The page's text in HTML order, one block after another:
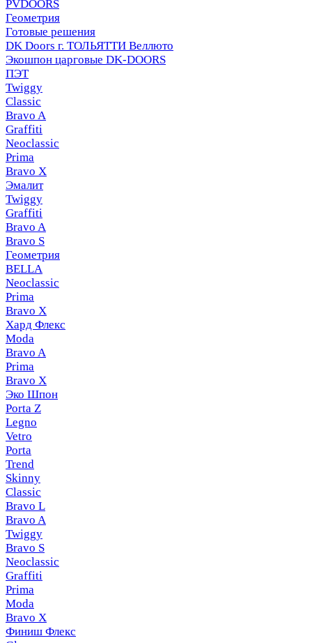
PVDOORS
Геометрия
Готовые решения
DK Doors г. ТОЛЬЯТТИ Веллюто
Экошпон царговые DK-DOORS
ПЭТ
Twiggy
Classic
Bravo A
Graffiti
Neoclassic
Prima
Bravo X
Эмалит
Twiggy
Graffiti
Bravo A
Bravo S
Геометрия
BELLA
Neoclassic
Prima
Bravo X
Хард Флекс
Moda
Bravo A
Prima
Bravo X
Эко Шпон
Porta Z
Legno
Vetro
Porta
Trend
Skinny
Classic
Bravo L
Bravo A
Twiggy
Bravo S
Neoclassic
Graffiti
Prima
Moda
Bravo X
Финиш Флекс